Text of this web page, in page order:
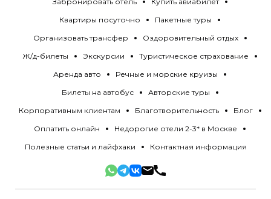
Квартиры посуточно
Пакетные туры
Организовать трансфер
Оздоровительный отдых
Ж/д-билеты
Экскурсии
Туристическое страхование
Аренда авто
Речные и морские круизы
Билеты на автобус
Авторские туры
Корпоративным клиентам
Благотворительность
Блог
Оплатить онлайн
Недорогие отели 2-3* в Москве
Полезные статьи и лайфхаки
Контактная информация